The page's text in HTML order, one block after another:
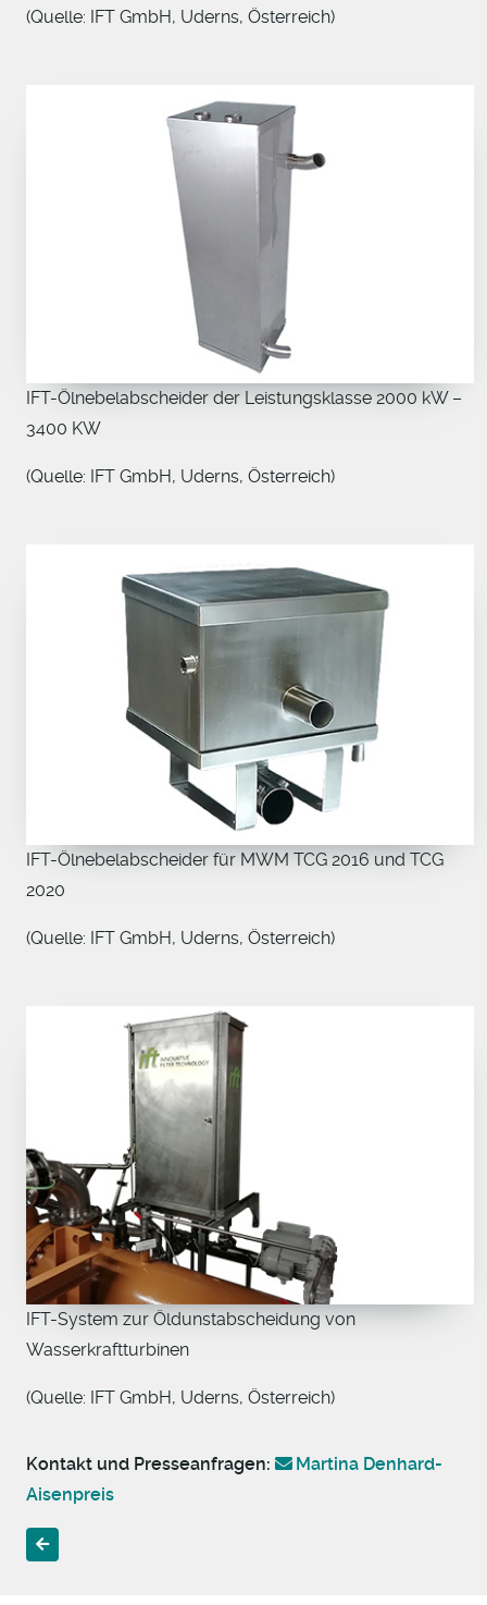
(Quelle: IFT GmbH, Uderns, Österreich)
IFT-Ölnebelabscheider der Leistungsklasse 2000 kW –
3400 KW
(Quelle: IFT GmbH, Uderns, Österreich)
IFT-Ölnebelabscheider für MWM TCG 2016 und TCG
2020
(Quelle: IFT GmbH, Uderns, Österreich)
IFT-System zur Öldunstabscheidung von
Wasserkraftturbinen
(Quelle: IFT GmbH, Uderns, Österreich)
Kontakt und Presseanfragen:
Martina Denhard-
Aisenpreis
Vorheriger Beitrag: HEINZMANN feiert Jubiläum